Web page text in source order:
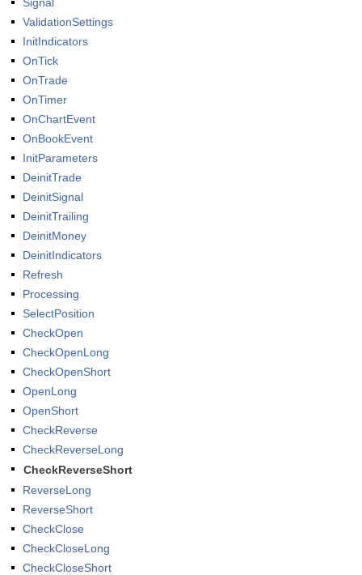
ValidationSettings
InitIndicators
OnTick
OnTrade
OnTimer
OnChartEvent
OnBookEvent
InitParameters
DeinitTrade
DeinitSignal
DeinitTrailing
DeinitMoney
DeinitIndicators
Refresh
Processing
SelectPosition
CheckOpen
CheckOpenLong
CheckOpenShort
OpenLong
OpenShort
CheckReverse
CheckReverseLong
CheckReverseShort
ReverseLong
ReverseShort
CheckClose
CheckCloseLong
CheckCloseShort